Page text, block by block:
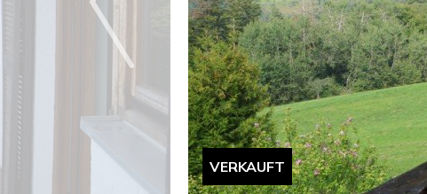
VERKAUFT